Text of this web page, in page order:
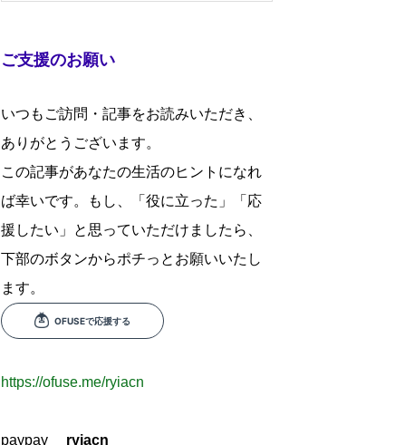
ご支援のお願い
いつもご訪問・記事をお読みいただき、
ありがとうございます。
この記事があなたの生活のヒントになれ
ば幸いです。もし、「役に立った」「応
援したい」と思っていただけましたら、
下部のボタンからポチっとお願いいたし
ます。
https://ofuse.me/ryiacn
paypay ryiacn